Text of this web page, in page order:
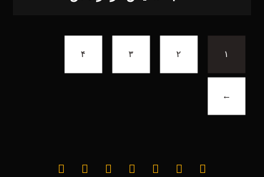
۱ ۲ ۳ ۴
←